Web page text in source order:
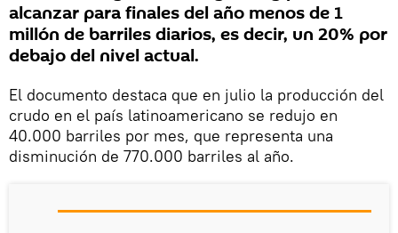
alcanzar para finales del año menos de 1
millón de barriles diarios, es decir, un 20% por
debajo del nivel actual.
El documento destaca que en julio la producción del
crudo en el país latinoamericano se redujo en
40.000 barriles por mes, que representa una
disminución de 770.000 barriles al año.